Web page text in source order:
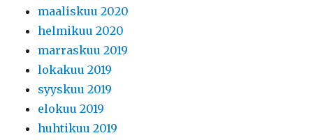
maaliskuu 2020
helmikuu 2020
marraskuu 2019
lokakuu 2019
syyskuu 2019
elokuu 2019
huhtikuu 2019